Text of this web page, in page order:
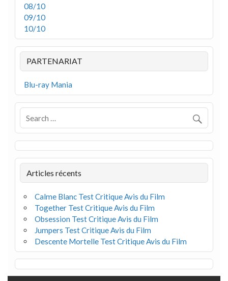
08/10
09/10
10/10
PARTENARIAT
Blu-ray Mania
Articles récents
Calme Blanc Test Critique Avis du Film
Together Test Critique Avis du Film
Obsession Test Critique Avis du Film
Jumpers Test Critique Avis du Film
Descente Mortelle Test Critique Avis du Film